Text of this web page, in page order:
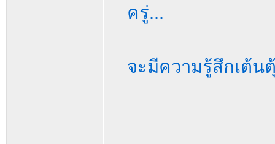
ครู่...
จะมีความรู้สึกเต้น